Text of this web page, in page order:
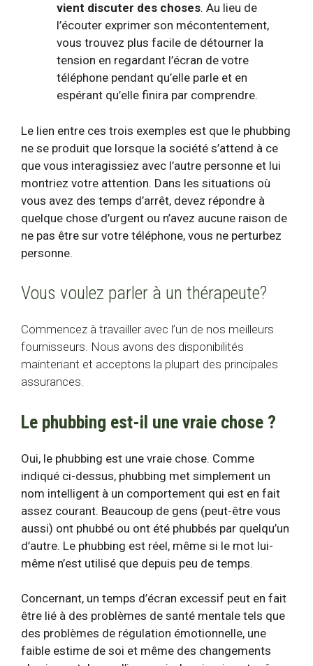
vient discuter des choses. Au lieu de
l’écouter exprimer son mécontentement,
vous trouvez plus facile de détourner la
tension en regardant l’écran de votre
téléphone pendant qu’elle parle et en
espérant qu’elle finira par comprendre.
Le lien entre ces trois exemples est que le phubbing
ne se produit que lorsque la société s’attend à ce
que vous interagissiez avec l’autre personne et lui
montriez votre attention. Dans les situations où
vous avez des temps d’arrêt, devez répondre à
quelque chose d’urgent ou n’avez aucune raison de
ne pas être sur votre téléphone, vous ne perturbez
personne.
Vous voulez parler à un thérapeute?
Commencez à travailler avec l’un de nos meilleurs
fournisseurs. Nous avons des disponibilités
maintenant et acceptons la plupart des principales
assurances.
Le phubbing est-il une vraie chose ?
Oui, le phubbing est une vraie chose. Comme
indiqué ci-dessus, phubbing met simplement un
nom intelligent à un comportement qui est en fait
assez courant. Beaucoup de gens (peut-être vous
aussi) ont phubbé ou ont été phubbés par quelqu’un
d’autre. Le phubbing est réel, même si le mot lui-
même n’est utilisé que depuis peu de temps.
Concernant, un temps d’écran excessif peut en fait
être lié à des problèmes de santé mentale tels que
des problèmes de régulation émotionnelle, une
faible estime de soi et même des changements